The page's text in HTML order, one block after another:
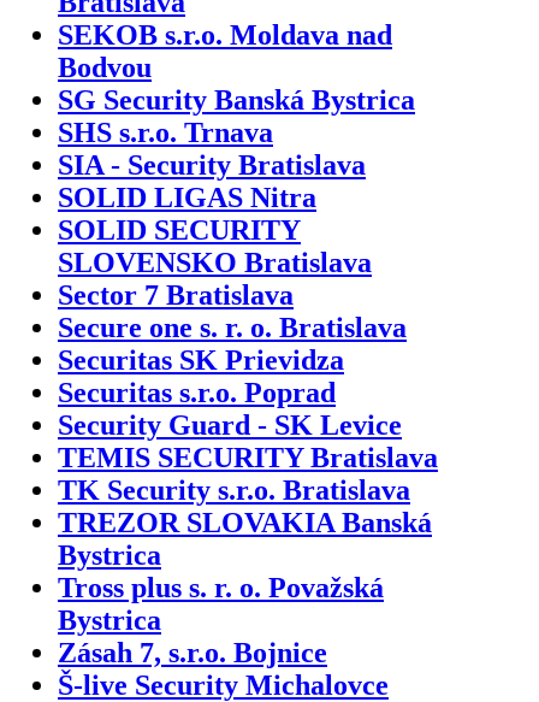
SEKOB s.r.o. Moldava nad
Bodvou
SG Security Banská Bystrica
SHS s.r.o. Trnava
SIA - Security Bratislava
SOLID LIGAS Nitra
SOLID SECURITY
SLOVENSKO Bratislava
Sector 7 Bratislava
Secure one s. r. o. Bratislava
Securitas SK Prievidza
Securitas s.r.o. Poprad
Security Guard - SK Levice
TEMIS SECURITY Bratislava
TK Security s.r.o. Bratislava
TREZOR SLOVAKIA Banská
Bystrica
Tross plus s. r. o. Považská
Bystrica
Zásah 7, s.r.o. Bojnice
Š-live Security Michalovce